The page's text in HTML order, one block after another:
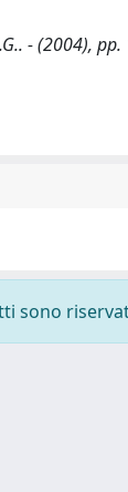
- (2004), pp.
sono